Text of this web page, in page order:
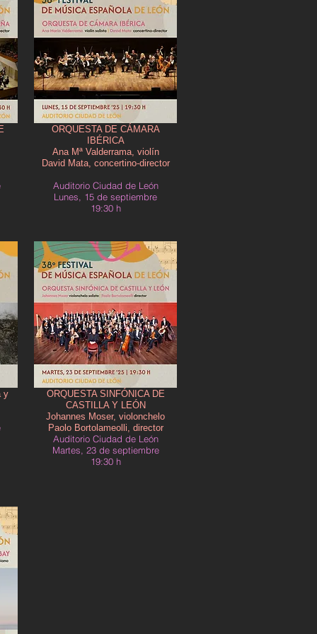
ORQUESTA DE CÁMARA
IBÉRICA
Ana Mª Valderrama, violín
David Mata, concertino-director
Auditorio Ciudad de León
Lunes, 15 de septiembre
19:30 h
y
ORQUESTA SINFÓNICA DE
CASTILLA Y LEÓN
Johannes Moser, violonchelo
Paolo Bortolameolli, director
Auditorio Ciudad de León
Martes, 23 de septiembre
19:30 h